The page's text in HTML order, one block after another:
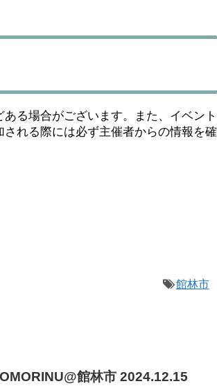
る場合がございます。また、イベント
れる際には必ず主催者からの情報を確
館林市
館林市 2024.12.15